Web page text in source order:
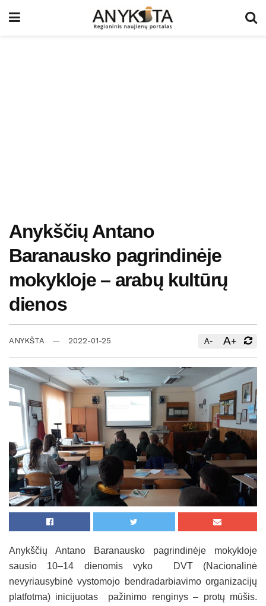
Anykščių Antano
Baranausko pagrindinėje
mokykloje – arabų kultūrų
dienos
ANYKŠTA 2022-01-25 A- A+
Anykščių Antano Baranausko pagrindinėje mokykloje
sausio 10–14 dienomis vyko DVT (Nacionalinė
nevyriausybinė vystomojo bendradarbiavimo organizacijų
platfotma) inicijuotas pažinimo renginys – protų mūšis.